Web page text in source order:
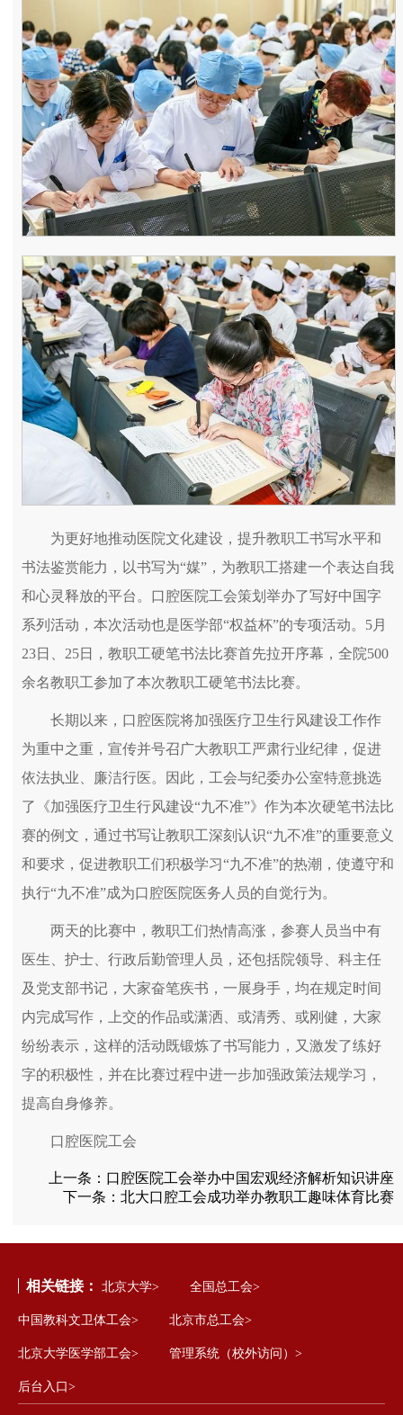
为更好地推动医院文化建设，提升教职工书写水平和
书法鉴赏能力，以书写为“媒”，为教职工搭建一个表达自我
和心灵释放的平台。口腔医院工会策划举办了写好中国字
系列活动，本次活动也是医学部“权益杯”的专项活动。5月
23日、25日，教职工硬笔书法比赛首先拉开序幕，全院500
余名教职工参加了本次教职工硬笔书法比赛。
长期以来，口腔医院将加强医疗卫生行风建设工作作
为重中之重，宣传并号召广大教职工严肃行业纪律，促进
依法执业、廉洁行医。因此，工会与纪委办公室特意挑选
了《加强医疗卫生行风建设“九不准”》作为本次硬笔书法比
赛的例文，通过书写让教职工深刻认识“九不准”的重要意义
和要求，促进教职工们积极学习“九不准”的热潮，使遵守和
执行“九不准”成为口腔医院医务人员的自觉行为。
两天的比赛中，教职工们热情高涨，参赛人员当中有
医生、护士、行政后勤管理人员，还包括院领导、科主任
及党支部书记，大家奋笔疾书，一展身手，均在规定时间
内完成写作，上交的作品或潇洒、或清秀、或刚健，大家
纷纷表示，这样的活动既锻炼了书写能力，又激发了练好
字的积极性，并在比赛过程中进一步加强政策法规学习，
提高自身修养。
口腔医院工会
上一条： 口腔医院工会举办中国宏观经济解析知识讲座
下一条： 北大口腔工会成功举办教职工趣味体育比赛
相关链接： 北京大学> 全国总工会>
中国教科文卫体工会> 北京市总工会>
北京大学医学部工会> 管理系统（校外访问）>
后台入口>